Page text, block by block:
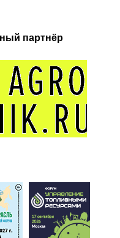
партнёр